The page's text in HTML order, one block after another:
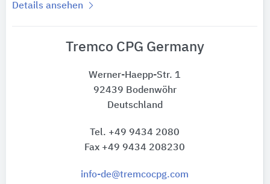
Details ansehen
Tremco CPG Germany
Werner-Haepp-Str. 1
92439 Bodenwöhr
Deutschland
Tel. +49 9434 2080
Fax +49 9434 208230
info-de@tremcocpg.com